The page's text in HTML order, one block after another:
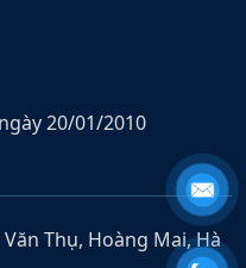
20/01/2010
Thụ, Hoàng Mai, Hà